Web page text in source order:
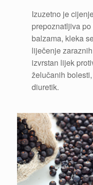
Izuzetno je
prepoznatljiva
balzama, kleka
liječenje
izvrstan lijek
želučanih
diuretik.